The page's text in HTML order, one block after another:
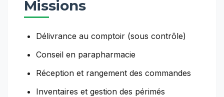
Missions
Délivrance au comptoir (sous contrôle)
Conseil en parapharmacie
Réception et rangement des commandes
Inventaires et gestion des périmés